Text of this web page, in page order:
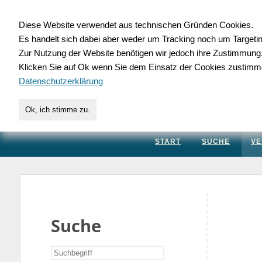
für Handwerk,
START SUCHE
Suche
Diese Website verwendet aus technischen Gründen Cookies.
Es handelt sich dabei aber weder um Tracking noch um
Zur Nutzung der Website benötigen wir jedoch ihre Zustimmung.
Klicken Sie auf Ok wenn Sie dem Einsatz der Cookies
Datenschutzerklärung
Ok, ich stimme zu.